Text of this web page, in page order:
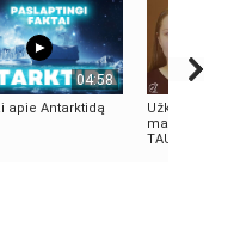
04:58
apie Antarktidą
Užkritę
makiažo
TAU!!! |